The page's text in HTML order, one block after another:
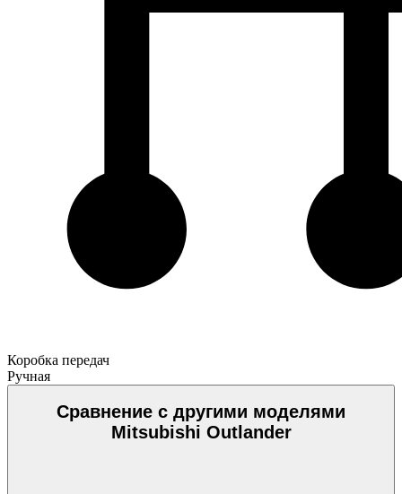
Коробка передач
Ручная
Сравнение с другими моделями
Mitsubishi Outlander